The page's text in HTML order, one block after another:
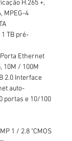
H.265 +,
MPEG-4
1 TB pré-
Ethernet
10M / 100M
2.0 Interface
auto-
portas e 10/100
1 / 2.8 "CMOS